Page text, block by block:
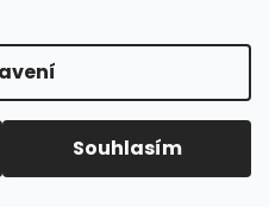
Souhlasím